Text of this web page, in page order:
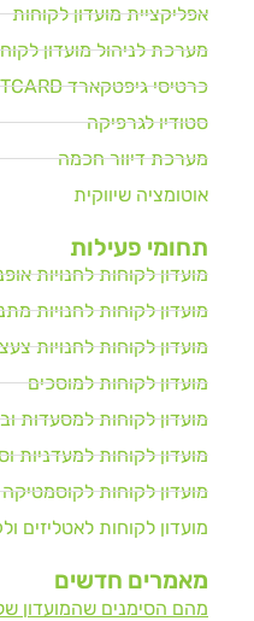
אפליקציית מועדון לקוחות
מערכת לניהול מועדון
כרטיסי גיפטקארד GIFTCARD
סטודיו לגרפיקה
מערכת דיוור חכמה
אוטומציה שיווקית
תחומי פעילות
מועדון לקוחות לחנויות
מועדון לקוחות לחנויות
מועדון לקוחות לחנויות
מועדון לקוחות למוסכים
מועדון לקוחות למסעדות
מועדון לקוחות למעדניות
מועדון לקוחות
מועדון לקוחות לאטליזים
מאמרים חדשים
מהם הסימנים שהמועדון